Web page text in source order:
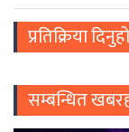
प्रतिक्रिया
सम्बन्धित